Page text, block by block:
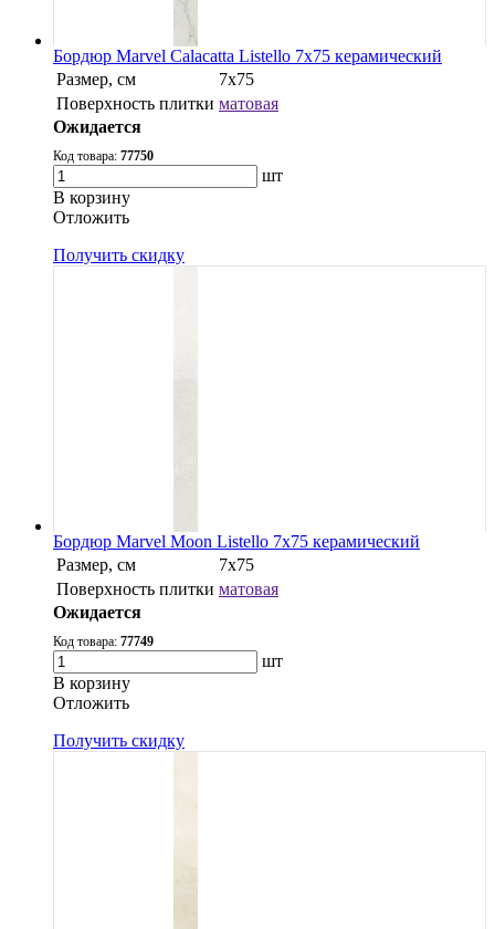
Бордюр Marvel Calacatta Listello 7x75 керамический
Размер, см
7x75
Поверхность плитки матовая
Ожидается
Код товара: 77750
шт
В корзину
Oтложить
Получить скидку
Бордюр Marvel Moon Listello 7x75 керамический
Размер, см
7x75
Поверхность плитки матовая
Ожидается
Код товара: 77749
шт
В корзину
Oтложить
Получить скидку